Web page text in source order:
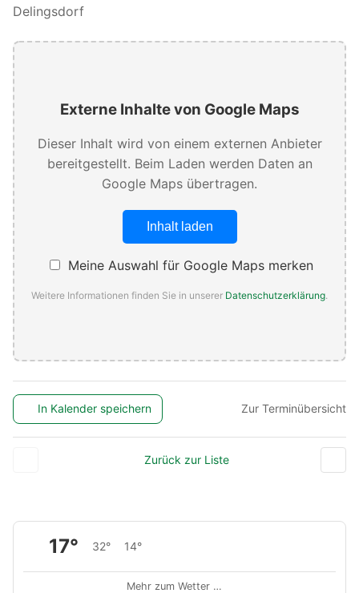
Delingsdorf
Externe Inhalte von Google Maps
Dieser Inhalt wird von einem externen Anbieter
bereitgestellt. Beim Laden werden Daten an
Google Maps übertragen.
Inhalt laden
Meine Auswahl für Google Maps merken
Weitere Informationen finden Sie in unserer Datenschutzerklärung.
In Kalender speichern Zur Terminübersicht
Zurück zur Liste
17° 32° 14°
Mehr zum Wetter …